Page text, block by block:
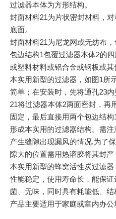
过滤器本体为方形结构。
封面材料21为片状密封材料，
底面。
封面材料21为尼龙网或无纺布，
包边结构1包覆过滤器本体2的
或塑料材料或铝合金或钢板或其
本实用新型的过滤器，如图1所
简单；在安装时，先将通孔23
21将过滤器本体2两面密封，再
固定，最后直接用两个包边结
形成本实用的过滤器结构。需
产生缝隙出现漏风的情况,为了
隙大的位置需用热溶胶将其封严
本实用新型的蜂窝活性炭过滤
性能稳定，使用寿命长，能保
菌、无味，同时具有耗能低、
产品主要适用于家庭或室内办公